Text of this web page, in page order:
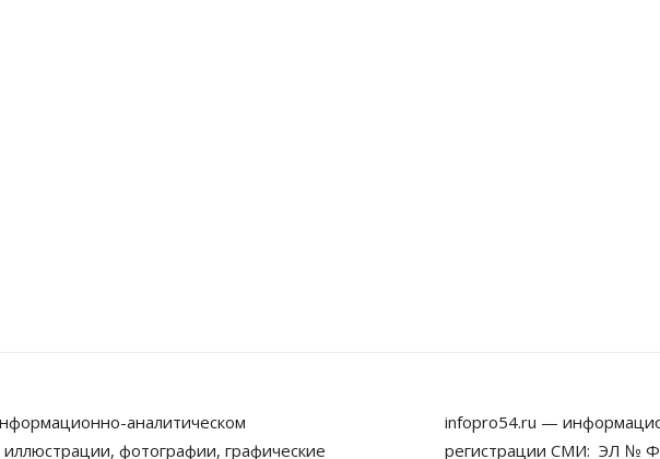
аналитическом
иллюстрации, фотографии, графические
infopro54.ru —
регистрации СМИ: ЭЛ №